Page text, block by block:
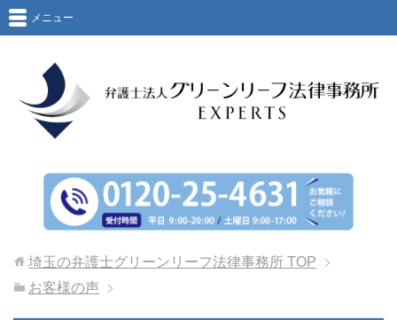
メニュー
埼玉の弁護士グリーンリーフ法律事務所 TOP
お客様の声